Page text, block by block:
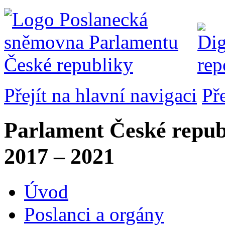
Přejít na hlavní navigaci
Parlament České
2017 – 2021
Úvod
Poslanci a orgány